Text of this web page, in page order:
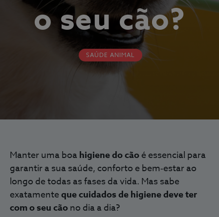
o seu cão?
SAÚDE ANIMAL
Manter uma boa higiene do cãoé essencial para
garantir a sua saúde, conforto e bem‑estar ao
longo de todas as fases da vida. Mas sabe
exatamenteque cuidados de higiene deve ter
com o seu cãono dia a dia?